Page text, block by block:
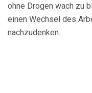
ohne Drogen wach zu
einen Wechsel des
nachzudenken.